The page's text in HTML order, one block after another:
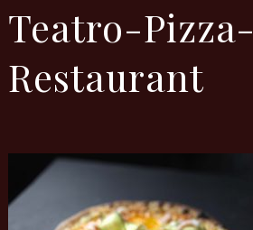
Teatro-Pizza-
Restaurant